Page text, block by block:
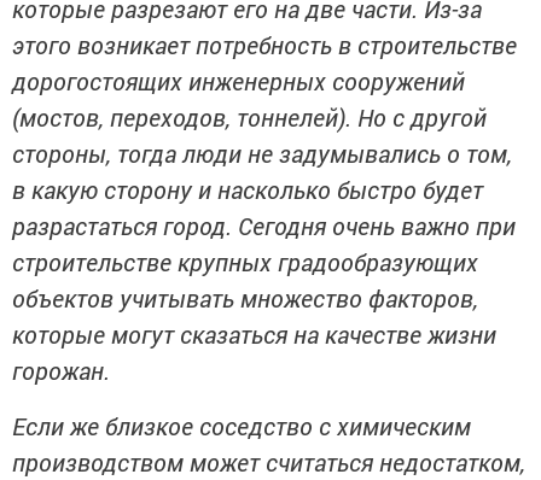
которые разрезают его на две части. Из-за
этого возникает потребность в строительстве
дорогостоящих инженерных сооружений
(мостов, переходов, тоннелей). Но с другой
стороны, тогда люди не задумывались о том,
в какую сторону и насколько быстро будет
разрастаться город. Сегодня очень важно при
строительстве крупных градообразующих
объектов учитывать множество факторов,
которые могут сказаться на качестве жизни
горожан.
Если же близкое соседство с химическим
производством может считаться недостатком,